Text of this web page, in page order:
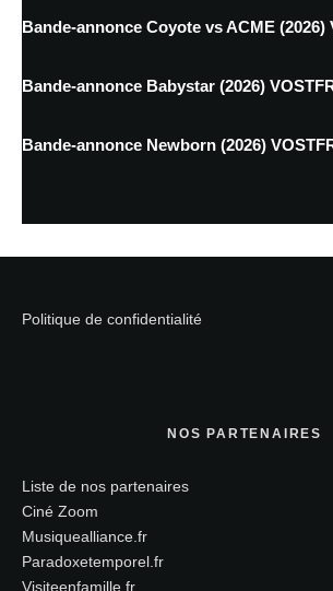
Bande-annonce Coyote vs ACME (2026)
Bande-annonce Babystar (2026)
Bande-annonce Newborn (2026)
Politique de confidentialité
NOS PARTENAIRES
Liste de nos partenaires
Ciné Zoom
Musiquealliance.fr
Paradoxetemporel.fr
Visiteenfamille.fr